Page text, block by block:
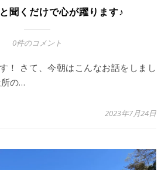
聞くだけで心が躍ります♪
0件のコメント
の…
2023年7月24日